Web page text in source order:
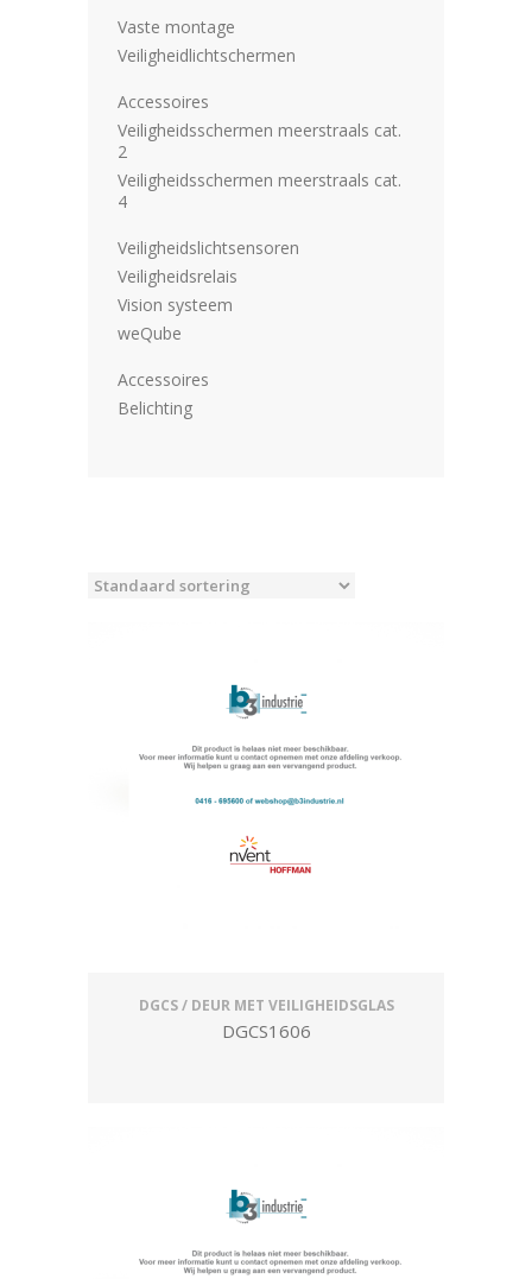
Vaste montage
Veiligheidlichtschermen
Accessoires
Veiligheidsschermen meerstraals cat.
2
Veiligheidsschermen meerstraals cat.
4
Veiligheidslichtsensoren
Veiligheidsrelais
Vision systeem
weQube
Accessoires
Belichting
DGCS / DEUR MET VEILIGHEIDSGLAS
DGCS1606